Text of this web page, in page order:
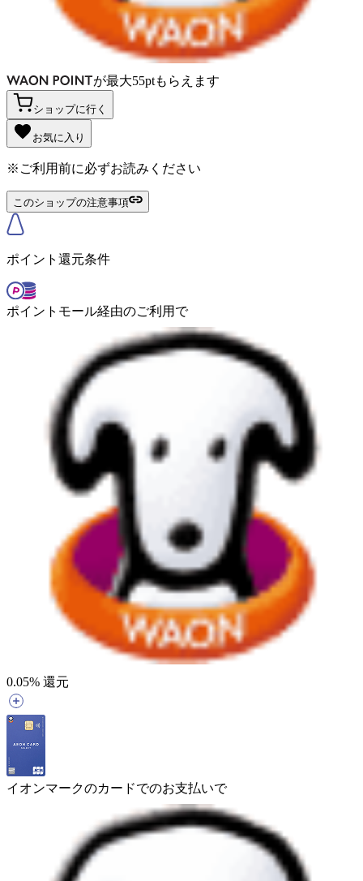
が最大55ptもらえます
ショップに行く
お気に入り
※ご利用前に必ずお読みください
このショップの注意事項
ポイント還元条件
ポイントモール経由のご利用で
0.05% 還元
イオンマークのカードでのお支払いで